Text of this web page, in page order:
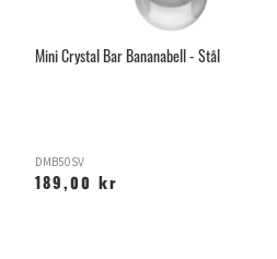
Mini Crystal Bar Bananabell - Stål
DMB50SV
189,00 kr